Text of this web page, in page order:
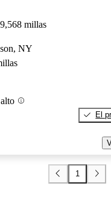
millas
NY
El
1